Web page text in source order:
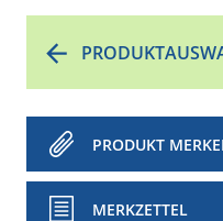
PRODUKT
MERKZETTEL